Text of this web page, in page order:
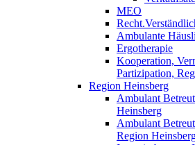
MEO
Ambulante
Ergotherapie
Kooperation,
Partizipation,
Region Heinsberg
Ambulant
Heinsberg
Ambulant
Region